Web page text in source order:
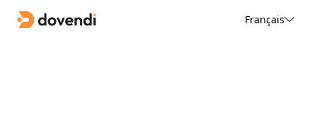
Français